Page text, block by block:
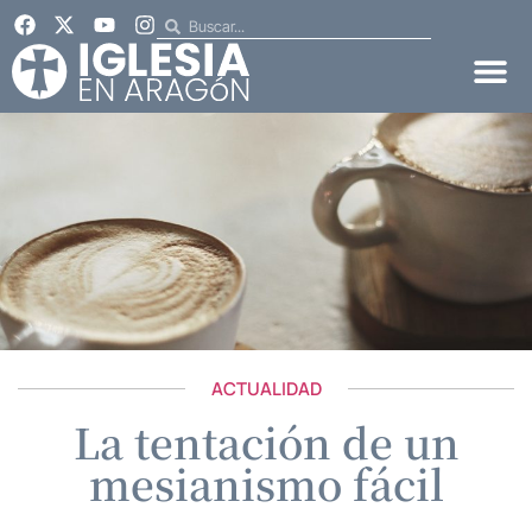
ACTUALIDAD
La tentación de un
mesianismo fácil